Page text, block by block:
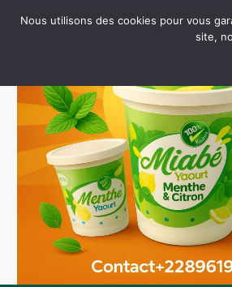
Nous utilisons des cookies pour vous
site,